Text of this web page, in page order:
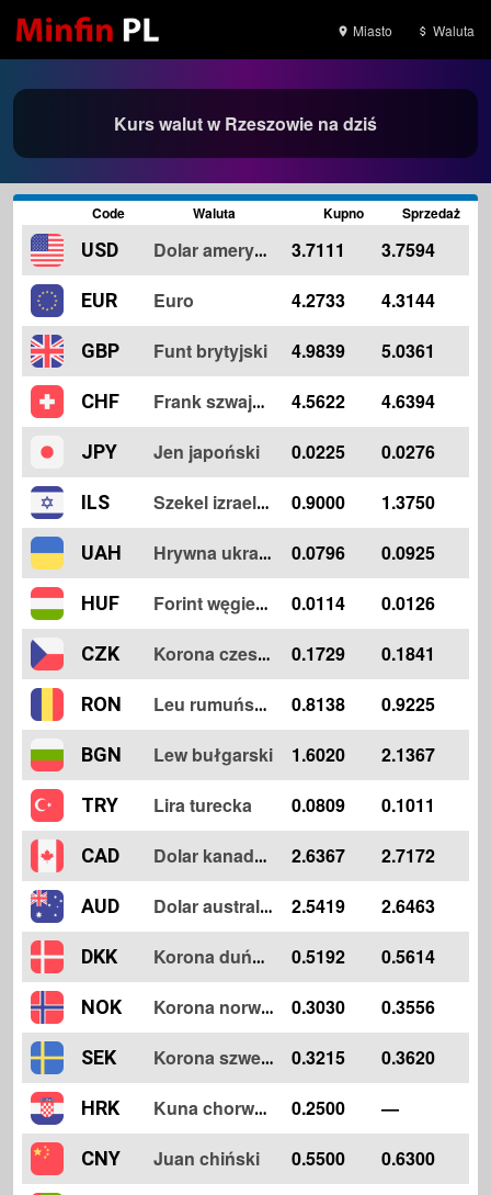
Miasto Waluta
Kurs walut w Rzeszowie na dziś
Code Waluta Kupno Sprzedaż
USD Dolar amerykański 3.7111 3.7594
EUR Euro 4.2733 4.3144
GBP Funt brytyjski 4.9839 5.0361
CHF Frank szwajcarski 4.5622 4.6394
JPY Jen japoński 0.0225 0.0276
ILS Szekel izraelski 0.9000 1.3750
UAH Hrywna ukraińska 0.0796 0.0925
HUF Forint węgierski 0.0114 0.0126
CZK Korona czeska 0.1729 0.1841
RON Leu rumuńskie 0.8138 0.9225
BGN Lew bułgarski 1.6020 2.1367
TRY Lira turecka 0.0809 0.1011
CAD Dolar kanadyjski 2.6367 2.7172
AUD Dolar australijski 2.5419 2.6463
DKK Korona duńska 0.5192 0.5614
NOK Korona norweska 0.3030 0.3556
SEK Korona szwedzka 0.3215 0.3620
HRK Kuna chorwacka 0.2500 —
CNY Juan chiński 0.5500 0.6300